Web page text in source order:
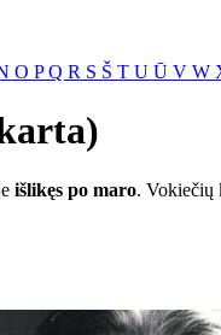
O PQ R S Š T U Ū V W
išlikęs po maro. Vokiečių